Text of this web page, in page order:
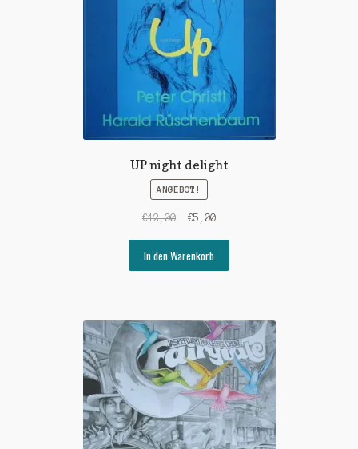
UP night delight
ANGEBOT!
€12,00
Ursprünglicher
war:
€12,00
€5,00Aktueller
€5,00.
In den Warenkorb